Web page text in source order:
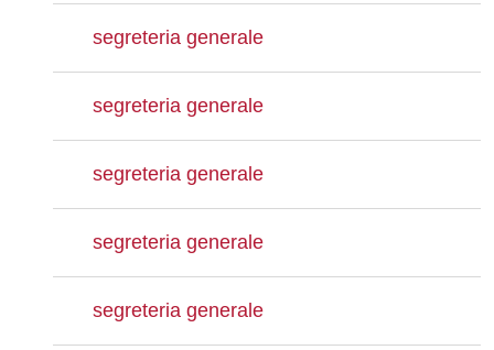
segreteria generale
segreteria generale
segreteria generale
segreteria generale
segreteria generale